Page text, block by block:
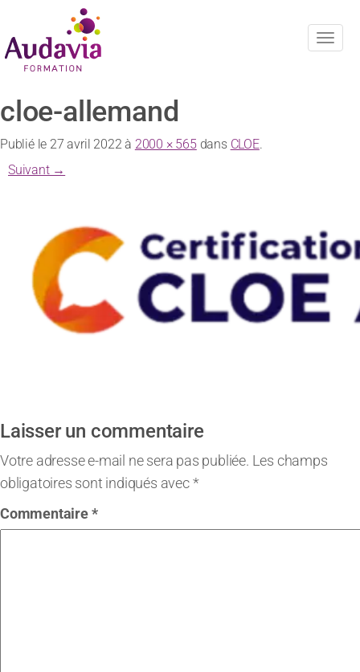
cloe-allemand
Publié le 27 avril 2022à 2000 × 565dans CLOE.
Suivant →
Laisser un commentaire
Votre adresse e-mail ne sera pas publiée. Les champs
obligatoires sont indiqués avec*
Commentaire*